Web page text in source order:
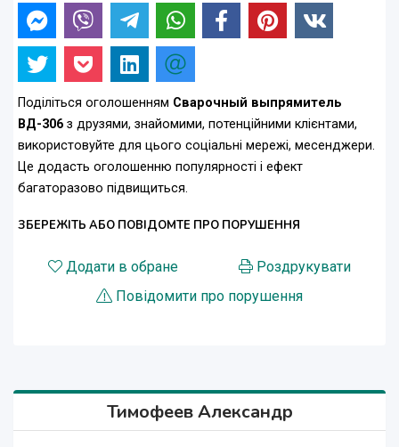
Поділіться оголошенням Сварочный выпрямитель
ВД-306 з друзями, знайомими, потенційними клієнтами,
використовуйте для цього соціальні мережі, месенджери.
Це додасть оголошенню популярності і ефект
багаторазово підвищиться.
ЗБЕРЕЖІТЬ АБО ПОВІДОМТЕ ПРО ПОРУШЕННЯ
Додати в обране
Роздрукувати
Повідомити про порушення
Тимофеев Александр